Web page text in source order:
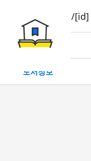
book/rent/[id]
대여
도서정보